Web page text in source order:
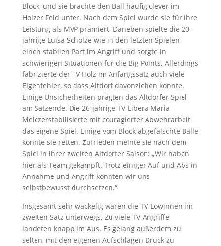
Block, und sie brachte den Ball häufig clever im
Holzer Feld unter. Nach dem Spiel wurde sie für ihre
Leistung als MVP prämiert. Daneben spielte die 20-
jährige Luisa Scholze wie in den letzten Spielen
einen stabilen Part im Angriff und sorgte in
schwierigen Situationen für die Big Points. Allerdings
fabrizierte der TV Holz im Anfangssatz auch viele
Eigenfehler, so dass Altdorf davonziehen konnte.
Einige Unsicherheiten prägten das Altdorfer Spiel
am Satzende. Die 26-jährige TV-Libera Maria
Melczerstabilisierte mit couragierter Abwehrarbeit
das eigene Spiel. Einige vom Block abgefälschte Bälle
konnte sie retten. Zufrieden meinte sie nach dem
Spiel in ihrer zweiten Altdorfer Saison: „Wir haben
hier als Team gekämpft. Trotz einiger Auf und Abs in
Annahme und Angriff konnten wir uns
selbstbewusst durchsetzen.“
Insgesamt sehr wackelig waren die TV-Löwinnen im
zweiten Satz unterwegs. Zu viele TV-Angriffe
landeten knapp im Aus. Es gelang außerdem zu
selten, mit den eigenen Aufschlägen Druck zu